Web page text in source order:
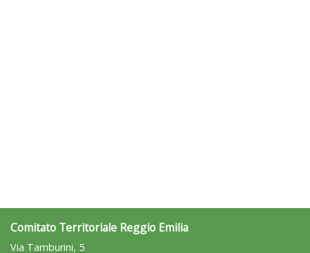
Comitato Territoriale Reggio Emilia
Via Tamburini, 5